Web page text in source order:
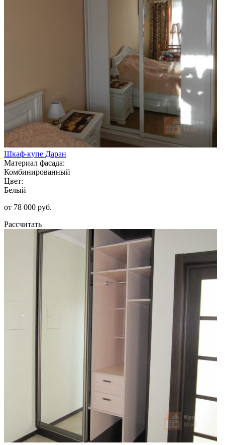
Шкаф-купе Даран
Материал фасада:
Комбинированный
Цвет:
Белый
от 78 000 руб.
Рассчитать